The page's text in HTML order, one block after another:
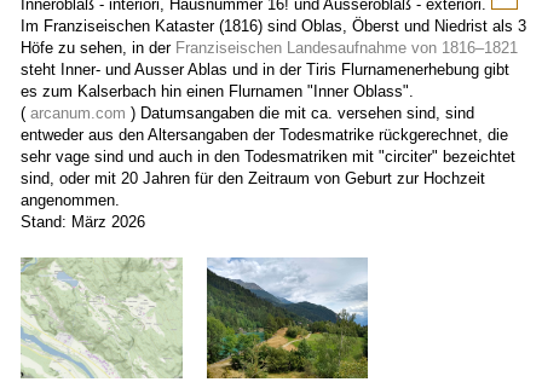
Inneroblaß - interiori, Hausnummer 16! und Ausseroblaß - exteriori.
und
laut
dem
Im Franziseischen Kataster (1816) sind Oblas, Öberst und Niedrist als 3
Höfe zu sehen, in der Franziseischen Landesaufnahme von 1816–1821
steht Inner- und Ausser Ablas und in der Tiris Flurnamenerhebung gibt
es zum Kalserbach hin einen Flurnamen "Inner Oblass".
( arcanum.com ) Datumsangaben die mit ca. versehen sind, sind
entweder aus den Altersangaben der Todesmatrike rückgerechnet, die
sehr vage sind und auch in den Todesmatriken mit "circiter" bezeichtet
sind, oder mit 20 Jahren für den Zeitraum von Geburt zur Hochzeit
angenommen.
Stand: März 2026